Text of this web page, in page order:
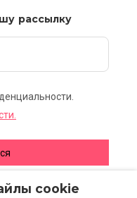
рассылку
cookie